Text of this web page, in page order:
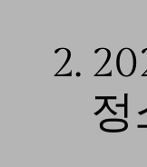
2.